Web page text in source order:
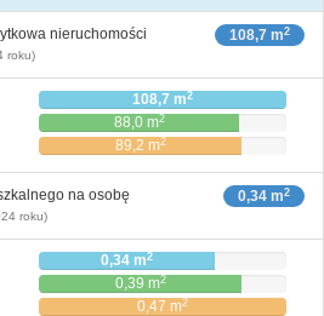
108,7 m2
nieruchomości
roku)
108,7 m2
88,0 m2
89,2 m2
0,34 m2
na osobę
roku)
0,34 m2
0,39 m2
0,47 m2